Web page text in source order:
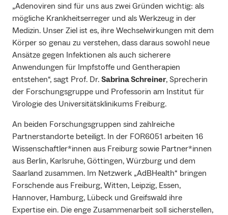
„Adenoviren sind für uns aus zwei Gründen wichtig: als
mögliche Krankheitserreger und als Werkzeug in der
Medizin. Unser Ziel ist es, ihre Wechselwirkungen mit dem
Körper so genau zu verstehen, dass daraus sowohl neue
Ansätze gegen Infektionen als auch sicherere
Anwendungen für Impfstoffe und Gentherapien
entstehen“, sagt Prof. Dr. Sabrina Schreiner, Sprecherin
der Forschungsgruppe und Professorin am Institut für
Virologie des Universitätsklinikums Freiburg.
An beiden Forschungsgruppen sind zahlreiche
Partnerstandorte beteiligt. In der FOR6051 arbeiten 16
Wissenschaftler*innen aus Freiburg sowie Partner*innen
aus Berlin, Karlsruhe, Göttingen, Würzburg und dem
Saarland zusammen. Im Netzwerk „AdBHealth“ bringen
Forschende aus Freiburg, Witten, Leipzig, Essen,
Hannover, Hamburg, Lübeck und Greifswald ihre
Expertise ein. Die enge Zusammenarbeit soll sicherstellen,